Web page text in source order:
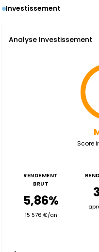
Investissement
Analyse Investissement
Score
RENDEMENT
BRUT
5,86%
15 576 €/an